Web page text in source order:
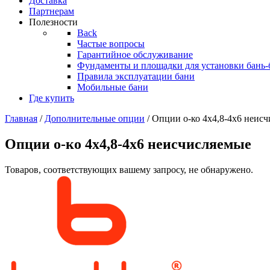
Партнерам
Полезности
Back
Частые вопросы
Гарантийное обслуживание
Фундаменты и площадки для установки бань-
Правила эксплуатации бани
Мобильные бани
Где купить
Главная / Дополнительные опции / Опции о-ко 4х4,8-4х6
Опции о-ко 4х4,8-4х6 неисчисляемые
Товаров, соответствующих вашему запросу, не обнаружено.